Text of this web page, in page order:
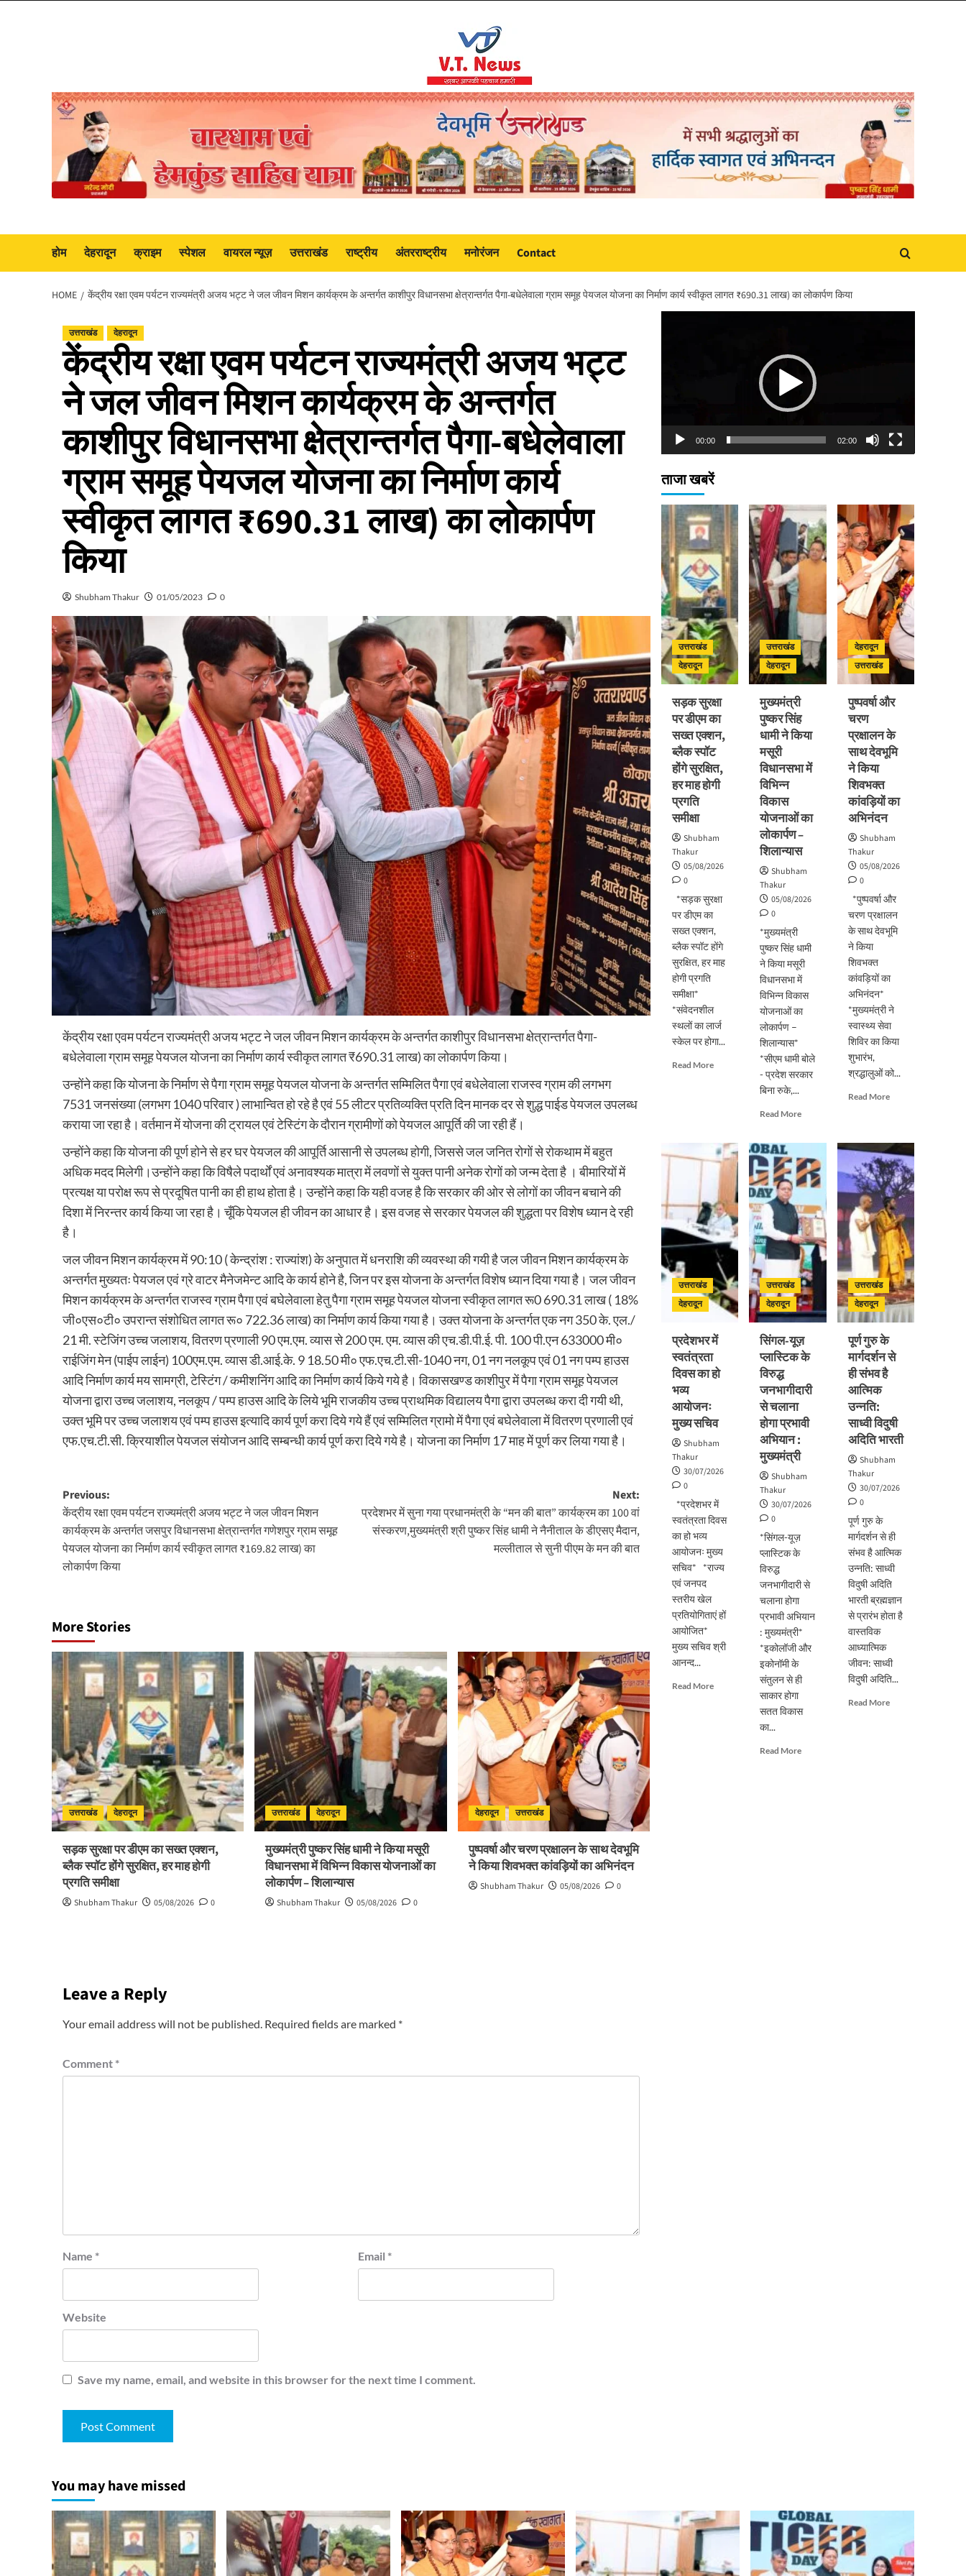
होम देहरादून क्राइम स्पेशल वायरल न्यूज़ उत्तराखंड राष्ट्रीय अंतरराष्ट्रीय मनोरंजन Contact
HOME केंद्रीय रक्षा एवम पर्यटन राज्यमंत्री अजय भट्ट ने जल जीवन मिशन कार्यक्रम के अन्तर्गत काशीपुर विधानसभा क्षेत्रान्तर्गत पैगा-बधेलेवाला ग्राम समूह पेयजल योजना का निर्माण कार्य स्वीकृत लागत ₹690.31 लाख) का लोकार्पण किया
उत्तराखंड देहरादून
केंद्रीय रक्षा एवम पर्यटन राज्यमंत्री अजय भट्ट
ने जल जीवन मिशन कार्यक्रम के अन्तर्गत
काशीपुर विधानसभा क्षेत्रान्तर्गत पैगा-बधेलेवाला
ग्राम समूह पेयजल योजना का निर्माण कार्य
स्वीकृत लागत ₹690.31 लाख) का लोकार्पण
किया
Shubham Thakur 01/05/2023 0
केंद्रीय रक्षा एवम पर्यटन राज्यमंत्री अजय भट्ट ने जल जीवन मिशन कार्यक्रम के अन्तर्गत काशीपुर विधानसभा क्षेत्रान्तर्गत पैगा-
बधेलेवाला ग्राम समूह पेयजल योजना का निर्माण कार्य स्वीकृत लागत ₹690.31 लाख) का लोकार्पण किया।
उन्होंने कहा कि योजना के निर्माण से पैगा ग्राम समूह पेयजल योजना के अन्तर्गत सम्मिलित पैगा एवं बधेलेवाला राजस्व ग्राम की लगभग
7531 जनसंख्या (लगभग 1040 परिवार ) लाभान्वित हो रहे है एवं 55 लीटर प्रतिव्यक्ति प्रति दिन मानक दर से शुद्ध पाईड पेयजल उपलब्ध
कराया जा रहा है। वर्तमान में योजना की ट्रायल एवं टेस्टिंग के दौरान ग्रामीणों को पेयजल आपूर्ति की जा रही हैं।
उन्होंने कहा कि योजना की पूर्ण होने से हर घर पेयजल की आपूर्ति आसानी से उपलब्ध होगी, जिससे जल जनित रोगों से रोकथाम में बहुत
अधिक मदद मिलेगी।उन्होंने कहा कि विषैले पदार्थों एवं अनावश्यक मात्रा में लवणों से युक्त पानी अनेक रोगों को जन्म देता है । बीमारियों में
प्रत्यक्ष या परोक्ष रूप से प्रदूषित पानी का ही हाथ होता है। उन्होंने कहा कि यही वजह है कि सरकार की ओर से लोगों का जीवन बचाने की
दिशा में निरन्तर कार्य किया जा रहा है। चूँकि पेयजल ही जीवन का आधार है। इस वजह से सरकार पेयजल की शुद्धता पर विशेष ध्यान दे रही
है।
जल जीवन मिशन कार्यक्रम में 90:10 ( केन्द्रांश : राज्यांश) के अनुपात में धनराशि की व्यवस्था की गयी है जल जीवन मिशन कार्यक्रम के
अन्तर्गत मुख्यतः पेयजल एवं ग्रे वाटर मैनेजमेन्ट आदि के कार्य होने है, जिन पर इस योजना के अन्तर्गत विशेष ध्यान दिया गया है। जल जीवन
मिशन कार्यक्रम के अन्तर्गत राजस्व ग्राम पैगा एवं बघेलेवाला हेतु पैगा ग्राम समूह पेयजल योजना स्वीकृत लागत रू0 690.31 लाख ( 18%
जी०एस०टी० उपरान्त संशोधित लागत रू० 722.36 लाख) का निर्माण कार्य किया गया है। उक्त योजना के अन्तर्गत एक नग 350 के. एल./
21 मी. स्टेजिंग उच्च जलाशय, वितरण प्रणाली 90 एम.एम. व्यास से 200 एम. एम. व्यास की एच.डी.पी.ई. पी. 100 पी.एन 633000 मी०
राईजिंग मेन (पाईप लाईन) 100एम.एम. व्यास डी.आई.के. 9 18.50 मी० एफ.एच.टी.सी-1040 नग, 01 नग नलकूप एवं 01 नग पम्प हाउस
आदि निर्माण कार्य मय सामग्री, टेस्टिंग / कमीशनिंग आदि का निर्माण कार्य किये गये है। विकासखण्ड काशीपुर में पैगा ग्राम समूह पेयजल
योजना द्वारा उच्च जलाशय, नलकूप / पम्प हाउस आदि के लिये भूमि राजकीय उच्च प्राथमिक विद्यालय पैगा द्वारा उपलब्ध करा दी गयी थी,
उक्त भूमि पर उच्च जलाशय एवं पम्प हाउस इत्यादि कार्य पूर्ण करा दिये गये हैं एवं सम्मिलित ग्रामो में पैगा एवं बघेलेवाला में वितरण प्रणाली एवं
एफ.एच.टी.सी. क्रियाशील पेयजल संयोजन आदि सम्बन्धी कार्य पूर्ण करा दिये गये है। योजना का निर्माण 17 माह में पूर्ण कर लिया गया है।
Post
navigation
Previous:
केंद्रीय रक्षा एवम पर्यटन राज्यमंत्री अजय भट्ट ने जल जीवन मिशन
कार्यक्रम के अन्तर्गत जसपुर विधानसभा क्षेत्रान्तर्गत गणेशपुर ग्राम समूह
पेयजल योजना का निर्माण कार्य स्वीकृत लागत ₹169.82 लाख) का
लोकार्पण किया
Next:
प्रदेशभर में सुना गया प्रधानमंत्री के “मन की बात” कार्यक्रम का 100 वां
संस्करण,मुख्यमंत्री श्री पुष्कर सिंह धामी ने नैनीताल के डीएसए मैदान,
मल्लीताल से सुनी पीएम के मन की बात
More Stories
उत्तराखंड देहरादून
सड़क सुरक्षा पर डीएम का सख्त एक्शन,
ब्लैक स्पॉट होंगे सुरक्षित, हर माह होगी
प्रगति समीक्षा
Shubham Thakur 05/08/2026 0
उत्तराखंड देहरादून
मुख्यमंत्री पुष्कर सिंह धामी ने किया मसूरी
विधानसभा में विभिन्न विकास योजनाओं का
लोकार्पण – शिलान्यास
Shubham Thakur 05/08/2026 0
देहरादून उत्तराखंड
पुष्पवर्षा और चरण प्रक्षालन के साथ देवभूमि
ने किया शिवभक्त कांवड़ियों का अभिनंदन
Shubham Thakur 05/08/2026 0
Leave a Reply
Your email address will not be published. Required fields are marked *
Comment *
Name * Email *
Website
Save my name, email, and website in this browser for the next time I comment.
00:00 02:00
ताजा खबरें
उत्तराखंड
देहरादून
सड़क सुरक्षा
पर डीएम का
सख्त एक्शन,
ब्लैक स्पॉट
होंगे सुरक्षित,
हर माह होगी
प्रगति
समीक्षा
Shubham
Thakur
05/08/2026
0
*सड़क सुरक्षा
पर डीएम का
सख्त एक्शन,
ब्लैक स्पॉट होंगे
सुरक्षित, हर माह
होगी प्रगति
समीक्षा*
*संवेदनशील
स्थलों का लार्ज
स्केल पर होगा...
Read MoreRead
डीएम
का
सख्त
ब्लैक
स्पॉट
होंगे
सुरक्षित,
हर
माह
होगी
प्रगति
समीक्षा
उत्तराखंड
देहरादून
मुख्यमंत्री
पुष्कर सिंह
धामी ने किया
मसूरी
विधानसभा में
विभिन्न
विकास
योजनाओं का
लोकार्पण –
शिलान्यास
Shubham
Thakur
05/08/2026
0
*मुख्यमंत्री
पुष्कर सिंह धामी
ने किया मसूरी
विधानसभा में
विभिन्न विकास
योजनाओं का
लोकार्पण –
शिलान्यास*
*सीएम धामी बोले
- प्रदेश सरकार
बिना रुके,...
Read MoreRead
पुष्कर
सिंह
धामी
ने
किया
मसूरी
विधानसभा
में
विभिन्न
विकास
योजनाओं
का
–
शिलान्यास
देहरादून
उत्तराखंड
पुष्पवर्षा और
चरण
प्रक्षालन के
साथ देवभूमि
ने किया
शिवभक्त
कांवड़ियों का
अभिनंदन
Shubham
Thakur
05/08/2026
0
*पुष्पवर्षा और
चरण प्रक्षालन
के साथ देवभूमि
ने किया
शिवभक्त
कांवड़ियों का
अभिनंदन*
*मुख्यमंत्री ने
स्वास्थ्य सेवा
शिविर का किया
शुभारंभ,
श्रद्धालुओं को...
Read MoreRead
और
चरण
प्रक्षालन
के
साथ
देवभूमि
ने
किया
शिवभक्त
कांवड़ियों
का
अभिनंदन
उत्तराखंड
देहरादून
प्रदेशभर में
स्वतंत्रता
दिवस का हो
भव्य
आयोजनः
मुख्य सचिव
Shubham
Thakur
30/07/2026
0
*प्रदेशभर में
स्वतंत्रता दिवस
का हो भव्य
आयोजनः मुख्य
सचिव* *राज्य
एवं जनपद
स्तरीय खेल
प्रतियोगिताएं हों
आयोजित*
मुख्य सचिव श्री
आनन्द...
Read MoreRead
उत्तराखंड
देहरादून
सिंगल-यूज़
प्लास्टिक के
विरुद्ध
जनभागीदारी
से चलाना
होगा प्रभावी
अभियान :
मुख्यमंत्री
Shubham
Thakur
30/07/2026
0
*सिंगल-यूज़
प्लास्टिक के
विरुद्ध
जनभागीदारी से
चलाना होगा
प्रभावी अभियान
: मुख्यमंत्री*
*इकोलॉजी और
इकोनॉमी के
संतुलन से ही
साकार होगा
सतत विकास
का...
Read MoreRead
उत्तराखंड
देहरादून
पूर्ण गुरु के
मार्गदर्शन से
ही संभव है
आत्मिक
उन्नति:
साध्वी विदुषी
अदिति भारती
Shubham
Thakur
30/07/2026
0
पूर्ण गुरु के
मार्गदर्शन से ही
संभव है आत्मिक
उन्नति: साध्वी
विदुषी अदिति
भारती ब्रह्मज्ञान
से प्रारंभ होता है
वास्तविक
आध्यात्मिक
जीवन: साध्वी
विदुषी अदिति...
Read MoreRead
You may have missed